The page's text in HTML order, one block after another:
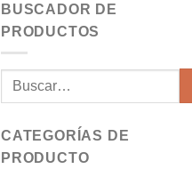
BUSCADOR DE
PRODUCTOS
Buscar
CATEGORÍAS DE
PRODUCTO